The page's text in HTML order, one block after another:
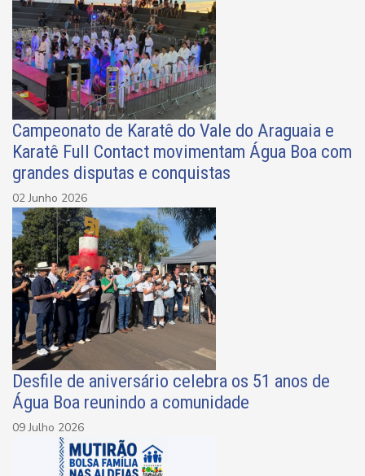
Campeonato de Karatê do Vale do Araguaia e
Karatê Full Contact movimentam Água Boa com
grandes disputas e conquistas
02 Junho 2026
Desfile de aniversário celebra os 51 anos de
Água Boa reunindo a comunidade
09 Julho 2026